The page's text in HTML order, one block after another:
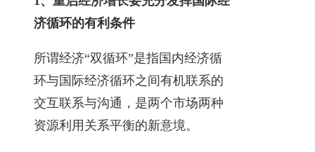
济循环的有利条件
所谓经济“双循环”是指国内经济循
环与国际经济循环之间有机联系的
交互联系与沟通，是两个市场两种
资源利用关系平衡的新意境。